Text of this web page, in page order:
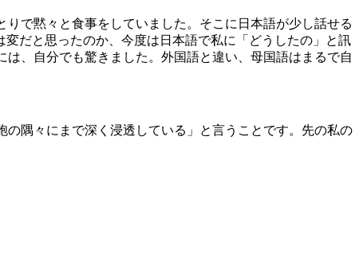
で黙々と食事をしていました。そこに日本語が少し話せる
変だと思ったのか、今度は日本語で私に「どうしたの」と訊
、自分でも驚きました。外国語と違い、母国語はまるで自
隅々にまで深く浸透している」と言うことです。先の私の